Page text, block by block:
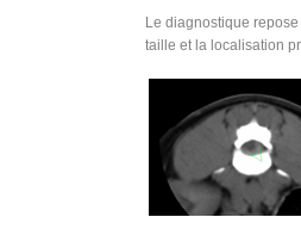
Le diagnostique
taille et la localisation